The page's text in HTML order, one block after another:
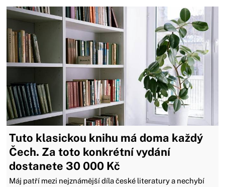
Tuto klasickou knihu má doma každý
Čech. Za toto konkrétní vydání
dostanete 30 000 Kč
Máj patří mezi nejznámější díla české literatury a nechybí